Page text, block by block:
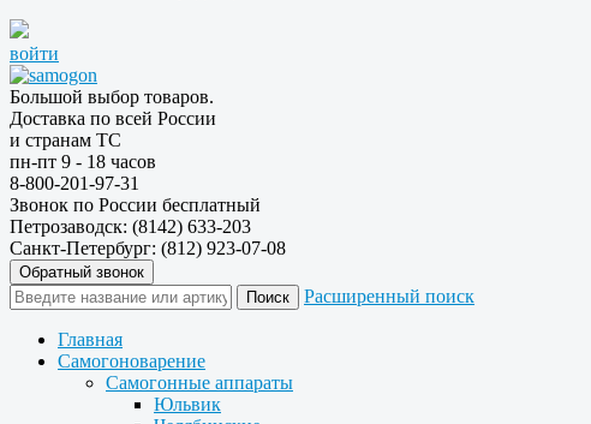
войти
Большой выбор товаров.
Доставка по всей России
и странам ТС
пн-пт 9 - 18 часов
8-800-201-97-31
Звонок по России бесплатный
Петрозаводск: (8142) 633-203
Санкт-Петербург: (812) 923-07-08
Обратный звонок
Расширенный поиск
Главная
Самогоноварение
Самогонные аппараты
Юльвик